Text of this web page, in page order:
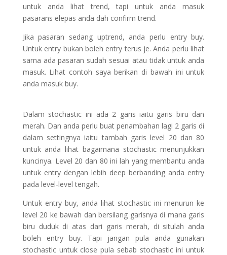
untuk anda lihat trend, tapi untuk anda masuk
pasarans elepas anda dah confirm trend.
Jika pasaran sedang uptrend, anda perlu entry buy.
Untuk entry bukan boleh entry terus je. Anda perlu lihat
sama ada pasaran sudah sesuai atau tidak untuk anda
masuk. Lihat contoh saya berikan di bawah ini untuk
anda masuk buy.
Dalam stochastic ini ada 2 garis iaitu garis biru dan
merah. Dan anda perlu buat penambahan lagi 2 garis di
dalam settingnya iaitu tambah garis level 20 dan 80
untuk anda lihat bagaimana stochastic menunjukkan
kuncinya. Level 20 dan 80 ini lah yang membantu anda
untuk entry dengan lebih deep berbanding anda entry
pada level-level tengah.
Untuk entry buy, anda lihat stochastic ini menurun ke
level 20 ke bawah dan bersilang garisnya di mana garis
biru duduk di atas dari garis merah, di situlah anda
boleh entry buy. Tapi jangan pula anda gunakan
stochastic untuk close pula sebab stochastic ini untuk